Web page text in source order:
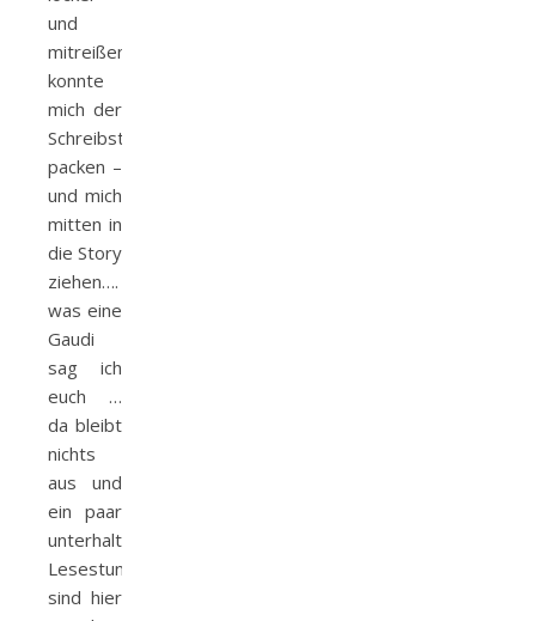
und
mitreißend
konnte
mich der
Schreibstil
packen –
und mich
mitten in
die Story
ziehen….
was eine
Gaudi
sag ich
euch …
da bleibt
nichts
aus und
ein paar
unterhaltsame
Lesestunden
sind hier